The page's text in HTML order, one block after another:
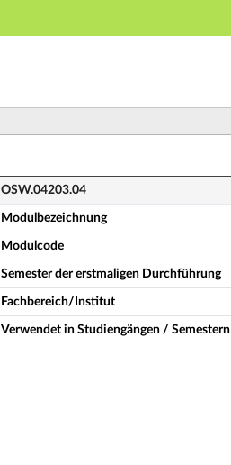
OSW.04203.04
Modulbezeichnung
Modulcode
Semester der erstmaligen Durchführung
Fachbereich/Institut
Verwendet in Studiengängen / Semestern